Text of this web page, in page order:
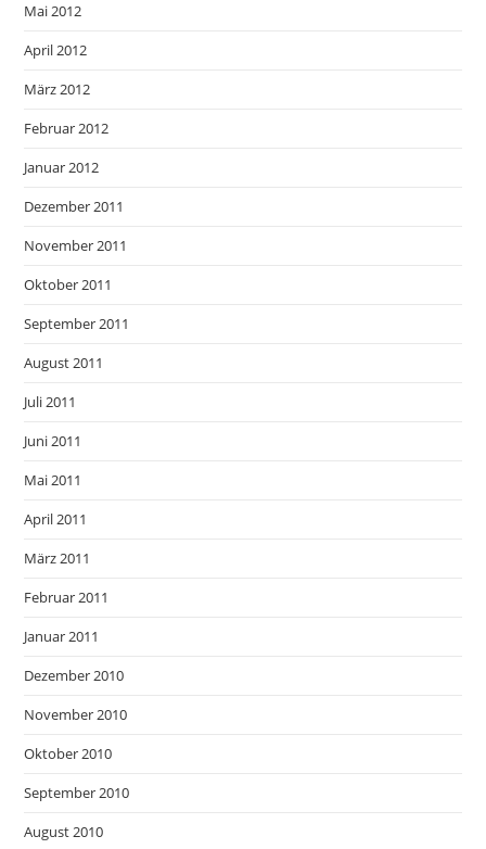
Mai 2012
April 2012
März 2012
Februar 2012
Januar 2012
Dezember 2011
November 2011
Oktober 2011
September 2011
August 2011
Juli 2011
Juni 2011
Mai 2011
April 2011
März 2011
Februar 2011
Januar 2011
Dezember 2010
November 2010
Oktober 2010
September 2010
August 2010